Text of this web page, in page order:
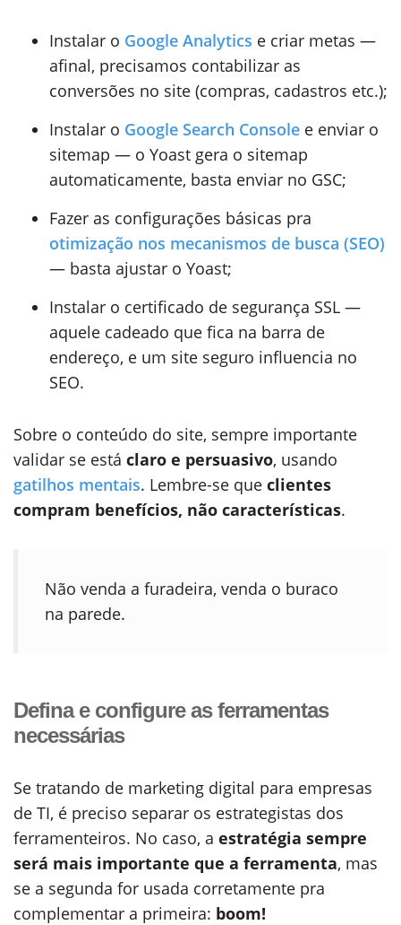
Instalar o Google Analytics e criar metas —
afinal, precisamos contabilizar as
conversões no site (compras, cadastros etc.);
Instalar o Google Search Console e enviar o
sitemap — o Yoast gera o sitemap
automaticamente, basta enviar no GSC;
Fazer as configurações básicas pra
otimização nos mecanismos de busca (SEO)
— basta ajustar o Yoast;
Instalar o certificado de segurança SSL —
aquele cadeado que fica na barra de
endereço, e um site seguro influencia no
SEO.
Sobre o conteúdo do site, sempre importante
validar se está claro e persuasivo, usando
gatilhos mentais. Lembre-se que clientes
compram benefícios, não características.
Não venda a furadeira, venda o buraco
na parede.
Defina e configure as ferramentas
necessárias
Se tratando de marketing digital para empresas
de TI, é preciso separar os estrategistas dos
ferramenteiros. No caso, a estratégia sempre
será mais importante que a ferramenta, mas
se a segunda for usada corretamente pra
complementar a primeira: boom!